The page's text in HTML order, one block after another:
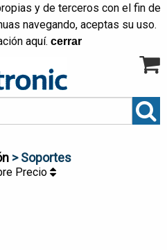
y de terceros con el fin de
navegando, aceptas su uso.
aquí. cerrar
> Soportes
Precio